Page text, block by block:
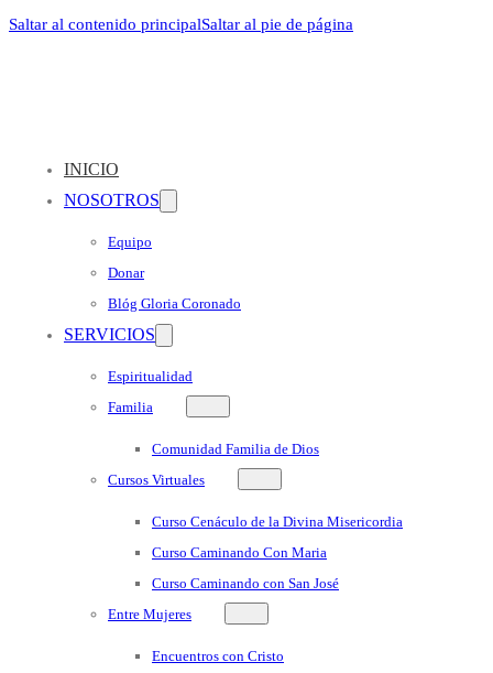
Saltar al contenido principalSaltar al pie de página
INICIO
NOSOTROS
Equipo
Donar
Blóg Gloria Coronado
SERVICIOS
Espiritualidad
Familia
Comunidad Familia de Dios
Cursos Virtuales
Curso Cenáculo de la Divina Misericordia
Curso Caminando Con Maria
Curso Caminando con San José
Entre Mujeres
Encuentros con Cristo